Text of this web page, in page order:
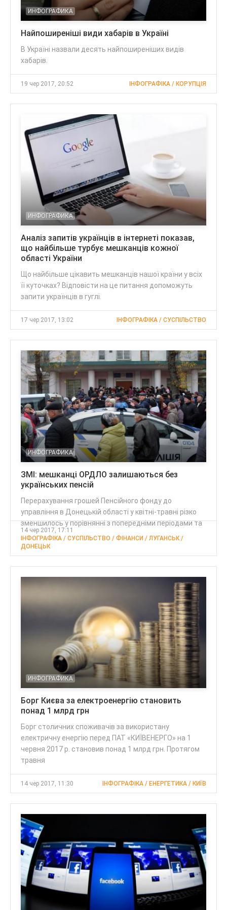
ИНФОГРАФИКА
Найпоширеніші види хабарів в Україні
В Україні назвали десять найпоширеніших видів
хабарів.
19 чер 2017, 20:52 ІНФОГРАФІКА / КОРУПЦІЯ
ИНФОГРАФИКА
Аналіз запитів українців в інтернеті показав,
що найбільше турбує мешканців кожної
області України
Що найбільше цікавить мешканців нашої країни у всіх
її куточках? Відповісти на це питання допоможуть
запити українців в гуглі.
17 чер 2017, 13:02 ІНФОГРАФІКА / СУСПІЛЬСТВО
ИНФОГРАФИКА
ЗМІ: мешканці ОРДЛО залишаються без
українських пенсій
Перерахування грошей Пенсійного фонду до
управління в Донецькій області у квітні-травні різко
зменшилось у порівнянні з попередніми періодами та
14 чер 2017, 17:11
ІНФОГРАФІКА / СУСПІЛЬСТВО / ФІНАНСИ / ЛУГАНСЬК /
ДОНЕЦЬК
ИНФОГРАФИКА
Борг Києва за електроенергію становить
понад 1 млрд грн
Борг столичних споживачів за використану
електричну енергію перед ПАТ «КИЇВЕНЕРГО» на 1
червня 2017 р. становив понад 1 млрд грн. Протягом
травня
14 чер 2017, 11:30 ІНФОГРАФІКА / ЕНЕРГЕТИКА / КИЇВ